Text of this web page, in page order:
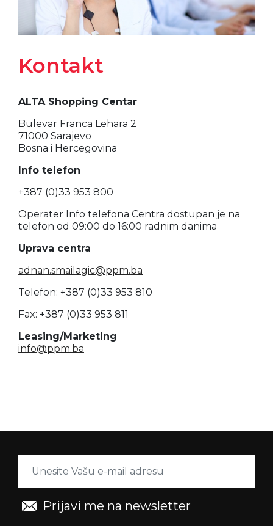
Kontakt
ALTA Shopping Centar
Bulevar Franca Lehara 2
71000 Sarajevo
Bosna i Hercegovina
Info telefon
+387 (0)33 953 800
Operater Info telefona Centra dostupan je na
telefon od 09:00 do 16:00 radnim danima
Uprava centra
adnan.smailagic@ppm.ba
Telefon: +387 (0)33 953 810
Fax: +387 (0)33 953 811
Leasing/Marketing
info@ppm.ba
Prijavi me na newsletter